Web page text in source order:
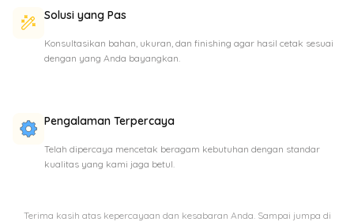
Solusi yang Pas
Konsultasikan bahan, ukuran, dan finishing agar hasil cetak sesuai
dengan yang Anda bayangkan.
Pengalaman Terpercaya
Telah dipercaya mencetak beragam kebutuhan dengan standar
kualitas yang kami jaga betul.
Terima kasih atas kepercayaan dan kesabaran Anda. Sampai jumpa di